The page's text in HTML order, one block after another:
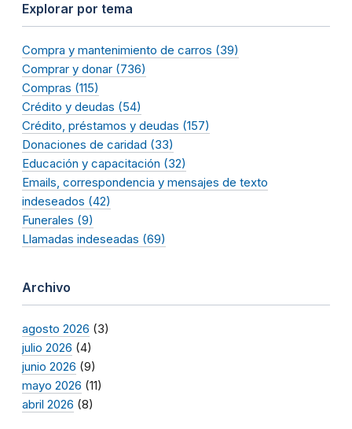
Explorar por tema
Compra y mantenimiento de carros (39)
Comprar y donar (736)
Compras (115)
Crédito y deudas (54)
Crédito, préstamos y deudas (157)
Donaciones de caridad (33)
Educación y capacitación (32)
Emails, correspondencia y mensajes de texto
indeseados (42)
Funerales (9)
Llamadas indeseadas (69)
Archivo
agosto 2026 (3)
julio 2026 (4)
junio 2026 (9)
mayo 2026 (11)
abril 2026 (8)